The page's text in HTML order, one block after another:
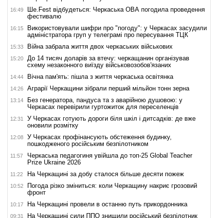
16:49
Ше.Fest відбудеться: Черкаська ОВА погодила проведення
фестивалю
16:15
Використовували шифри про "погоду": у Черкасах засудили
адміністратора груп у телеграмі про пересування ТЦК
15:33 Війна забрала життя двох черкаських військових
15:20
До 14 тисяч доларів за втечу: черкащанин організував
схему незаконного виїзду військовозобов'язаних
14:44 Вічна пам'ять: пішла з життя черкаська освітянка
14:26 Аграрії Черкащини зібрали перший мільйон тонн зерна
13:14
Без генератора, пандуса та з аварійною душовою: у
Черкасах перевірили гуртожиток для переселенців
12:31
У Черкасах готують дороги біля шкіл і дитсадків: де вже
оновили розмітку
12:08
У Черкасах профінансують обстеження будинку,
пошкодженого російським безпілотником
11:57
Черкаська педагогиня увійшла до топ-25 Global Teacher
Prize Ukraine 2026
11:22 На Черкащині за добу сталося більше десяти пожеж
10:52
Погода різко зміниться: коли Черкащину накриє грозовий
фронт
10:17 На Черкащині провели в останню путь прикордонника
09:31 На Черкащині сили ППО знищили російський безпілотник